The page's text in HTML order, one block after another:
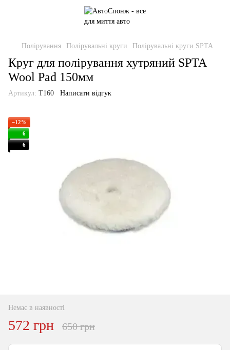
Полірування Полірувальні круги Полірувальні круги SPTA
Круг для полірування хутряний SPTA
Wool Pad 150мм
Артикул: T160 Написати відгук
−12%
6
6
Немає в наявності
572 грн 650 грн